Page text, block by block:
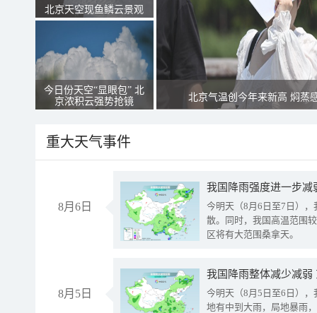
北京天空现鱼鳞云景观
今日份天空“显眼包” 北
京浓积云强势抢镜
北京气温创今年来新高 焖蒸
重大天气事件
8月6日
今明天（8月6日至7日）
散。同时，我国高温范围
区将有大范围桑拿天。
8月5日
我国降雨整体减少减弱
今明天（8月5日至6日）
地有中到大雨，局地暴雨